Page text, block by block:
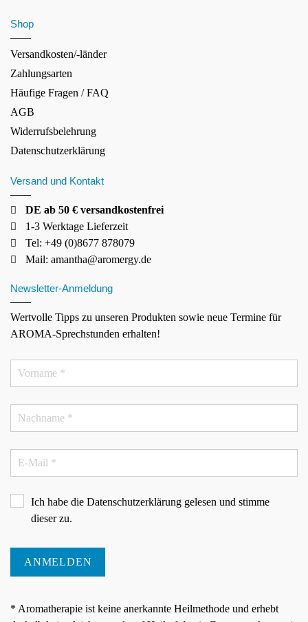
Shop
Versandkosten/-länder
Zahlungsarten
Häufige Fragen / FAQ
AGB
Widerrufsbelehrung
Datenschutzerklärung
Versand und Kontakt
DE ab 50 € versandkostenfrei
1-3 Werktage Lieferzeit
Tel: +49 (0)8677 878079
Mail: amantha@aromergy.de
Newsletter-Anmeldung
Wertvolle Tipps zu unseren Produkten sowie neue Termine für
AROMA-Sprechstunden erhalten!
Ich habe die Datenschutzerklärung gelesen und stimme
dieser zu.
ANMELDEN
* Aromatherapie ist keine anerkannte Heilmethode und erhebt